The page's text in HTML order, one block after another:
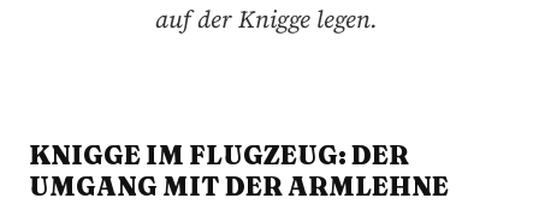
auf der Knigge legen.
KNIGGE IM FLUGZEUG: DER
UMGANG MIT DER ARMLEHNE